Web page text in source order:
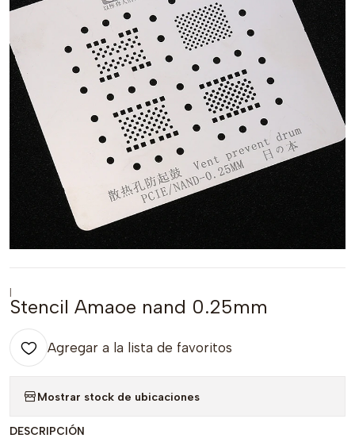
|
Stencil Amaoe nand 0.25mm
Agregar a la lista de favoritos
Mostrar stock de ubicaciones
DESCRIPCIÓN